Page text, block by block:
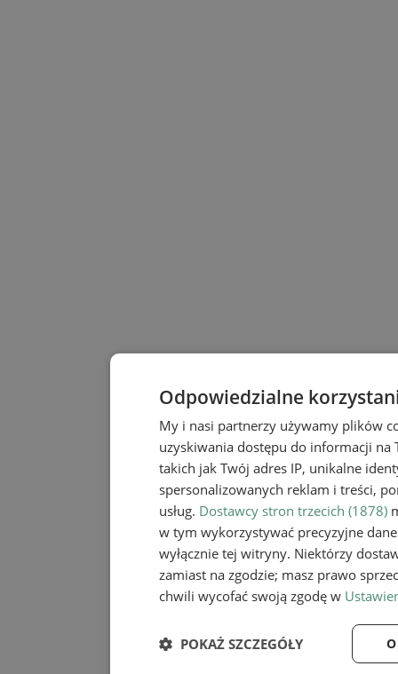
Odpowiedzialne
My i nasi partnerzy używamy plików
uzyskiwania dostępu do informacji
takich jak Twój adres IP, unikalne
spersonalizowanych reklam i treści,
usług. Dostawcy stron trzecich (1878)
w tym wykorzystywać precyzyjne
wyłącznie tej witryny. Niektórzy
zamiast na zgodzie; masz prawo
chwili wycofać swoją zgodę w
POKAŻ SZCZEGÓŁY